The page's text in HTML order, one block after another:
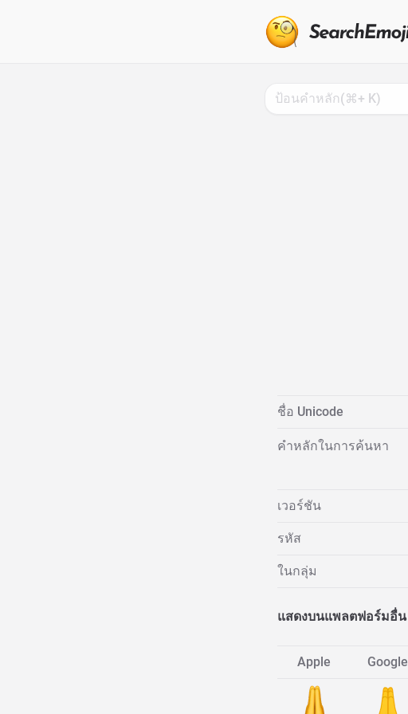
ชื่อ Unicode
คำหลักในการค้นหา
เวอร์ชัน
รหัส
ในกลุ่ม
แสดงบนแพลตฟอร์มอื่น
Apple Google